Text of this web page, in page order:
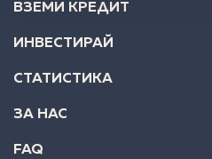
ВЗЕМИ КРЕДИТ
ИНВЕСТИРАЙ
СТАТИСТИКА
ЗА НАС
FAQ